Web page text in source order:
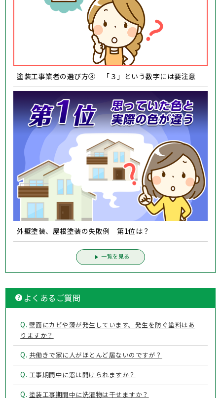
塗装工事業者の選び方③ 「３」という数字には要注意
外壁塗装、屋根塗装の失敗例 第1位は？
一覧を見る
よくあるご質問
Q. 壁面にカビや藻が発生しています。発生を防ぐ塗料はあ
りますか？
Q. 共働きで家に人がほとんど居ないのですが？
Q. 工事期間中に窓は開けられますか？
Q. 塗装工事期間中に洗濯物は干せますか？